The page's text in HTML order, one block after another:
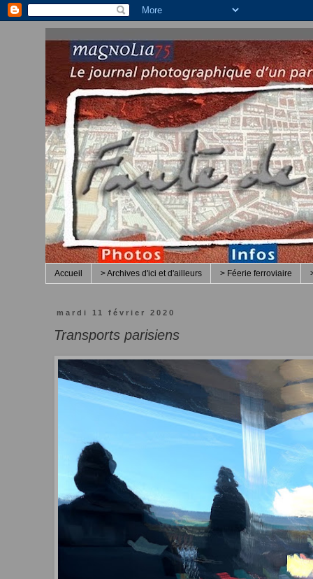
Accueil > Archives d'ici et d'ailleurs > Féerie ferroviaire
mardi 11 février 2020
Transports parisiens